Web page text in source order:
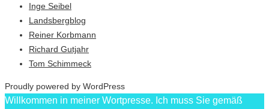
Inge Seibel
Landsbergblog
Reiner Korbmann
Richard Gutjahr
Tom Schimmeck
Proudly powered by WordPress
Willkommen in meiner Wortpresse. Ich muss Sie gemäß